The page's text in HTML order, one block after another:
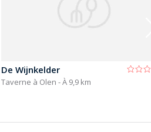
De Wijnkelder
Taverne à Olen - À 9,9 km